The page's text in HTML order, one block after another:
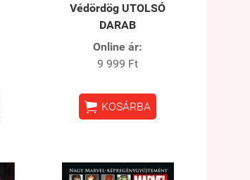
Védördög UTOLSÓ
DARAB
Online ár:
9 999 Ft
 KOSÁRBA